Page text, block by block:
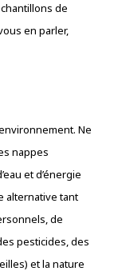
de
en parler,
Ne
nappes
et d’énergie
alternative tant
de
pesticides, des
et la nature